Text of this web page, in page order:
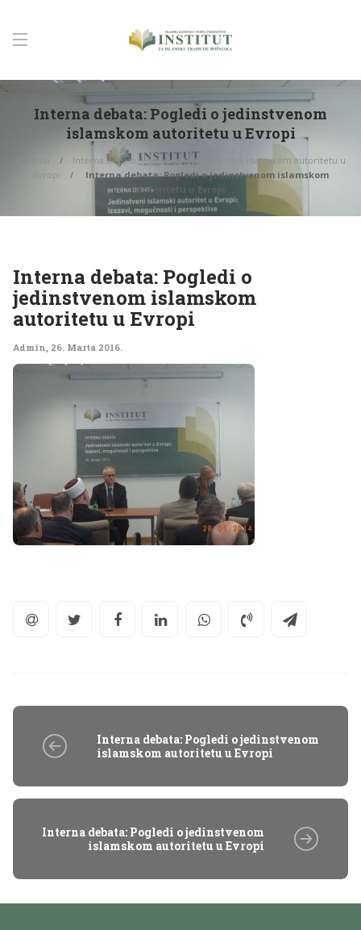
Interna debata: Pogledi o jedinstvenom
islamskom autoritetu u Evropi
Interna debata: Pogledi o jedinstvenom islamskom autoritetu u
Evropi
Interna debata: Pogledi o jedinstvenom islamskom
autoritetu u Evropi
Interna debata: Pogledi o
jedinstvenom islamskom
autoritetu u Evropi
Admin, 26. Marta 2016.
Interna debata: Pogledi o jedinstvenom
islamskom autoritetu u Evropi
Interna debata: Pogledi o jedinstvenom
islamskom autoritetu u Evropi